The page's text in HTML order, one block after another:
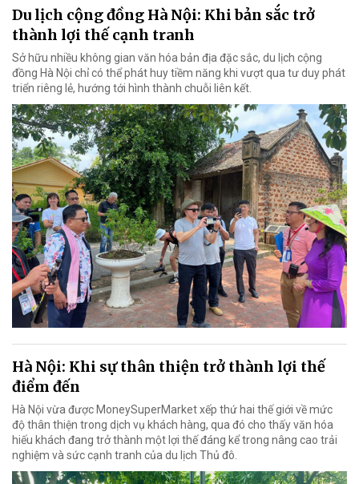
Du lịch cộng đồng Hà Nội: Khi bản sắc trở
thành lợi thế cạnh tranh
Sở hữu nhiều không gian văn hóa bản địa đặc sắc, du lịch cộng
đồng Hà Nội chỉ có thể phát huy tiềm năng khi vượt qua tư duy phát
triển riêng lẻ, hướng tới hình thành chuỗi liên kết.
Hà Nội: Khi sự thân thiện trở thành lợi thế
điểm đến
Hà Nội vừa được MoneySuperMarket xếp thứ hai thế giới về mức
độ thân thiện trong dịch vụ khách hàng, qua đó cho thấy văn hóa
hiếu khách đang trở thành một lợi thế đáng kể trong nâng cao trải
nghiệm và sức cạnh tranh của du lịch Thủ đô.